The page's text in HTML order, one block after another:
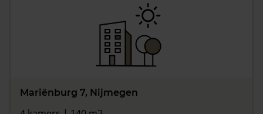
Mariënburg 7, Nijmegen